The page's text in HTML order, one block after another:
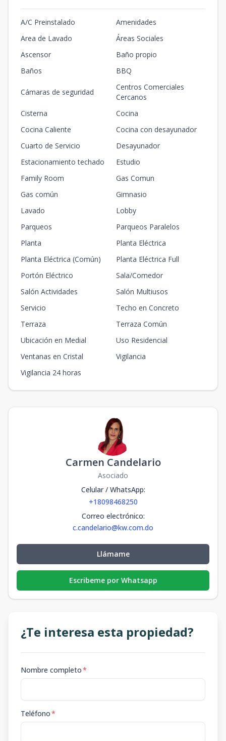
A/C Preinstalado
Amenidades
Area de Lavado
Áreas Sociales
Ascensor
Baño propio
Baños
BBQ
Cámaras de seguridad
Centros Comerciales
Cercanos
Cisterna
Cocina
Cocina Caliente
Cocina con desayunador
Cuarto de Servicio
Desayunador
Estacionamiento techado
Estudio
Family Room
Gas Comun
Gas común
Gimnasio
Lavado
Lobby
Parqueos
Parqueos Paralelos
Planta
Planta Eléctrica
Planta Eléctrica (Común)
Planta Eléctrica Full
Portón Eléctrico
Sala/Comedor
Salón Actividades
Salón Multiusos
Servicio
Techo en Concreto
Terraza
Terraza Común
Ubicación en Medial
Uso Residencial
Ventanas en Cristal
Vigilancia
Vigilancia 24 horas
Carmen Candelario
Asociado
Celular / WhatsApp:
+18098468250
Correo electrónico:
c.candelario@kw.com.do
Llámame
Escribeme por Whatsapp
¿Te interesa esta propiedad?
Nombre completo*
Teléfono*